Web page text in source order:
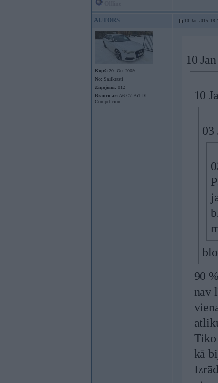
AUTORS 10. Jan 2015,
Kopš: 20. Oct 2009
No: Saulkrasti
Ziņojumi: 812
Braucu ar: A6 C7 BiTDI
Competicion
10
10
03
90
nav
Tiko
kā